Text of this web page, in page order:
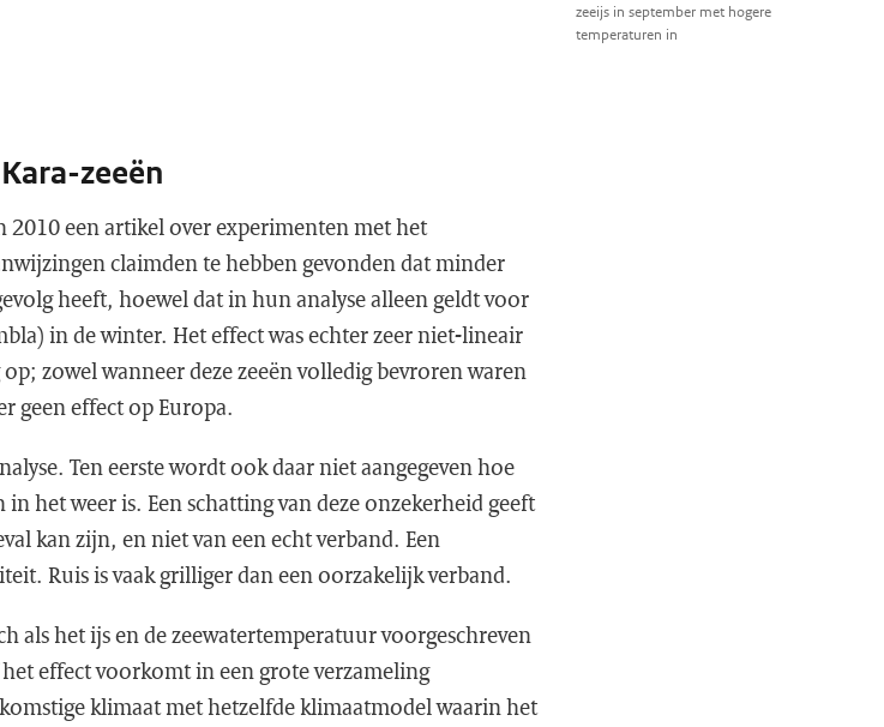
zeeijs in september met hogere
temperaturen in
zeeën
een artikel over experimenten met het
claimden te hebben gevonden dat minder
heeft, hoewel dat in hun analyse alleen geldt voor
in de winter. Het effect was echter zeer niet-lineair
zowel wanneer deze zeeën volledig bevroren waren
geen effect op Europa.
Ten eerste wordt ook daar niet aangegeven hoe
het weer is. Een schatting van deze onzekerheid geeft
kan zijn, en niet van een echt verband. Een
Ruis is vaak grilliger dan een oorzakelijk verband.
als het ijs en de zeewatertemperatuur voorgeschreven
effect voorkomt in een grote verzameling
klimaat met hetzelfde klimaatmodel waarin het